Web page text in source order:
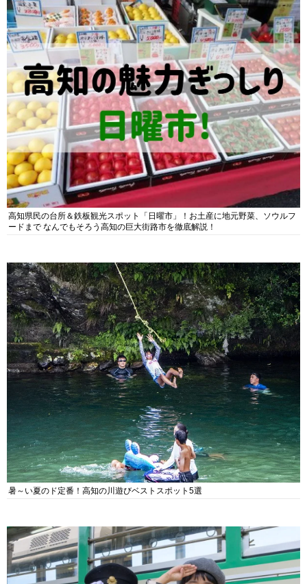
高知県民の台所＆鉄板観光スポット「日曜市」！お土産に地元野菜、ソウルフ
ードまで なんでもそろう高知の巨大街路市を徹底解説！
暑～い夏のド定番！高知の川遊びベストスポット5選